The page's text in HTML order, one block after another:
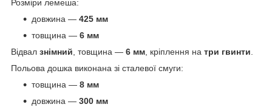
Розміри лемеша:
довжина — 425 мм
товщина — 6 мм
Відвал знімний, товщина — 6 мм, кріплення на три гвинти.
Польова дошка виконана зі сталевої смуги:
товщина — 8 мм
довжина — 300 мм